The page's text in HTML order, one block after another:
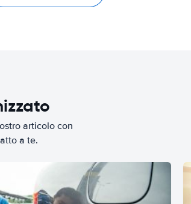
articolo con
a te.